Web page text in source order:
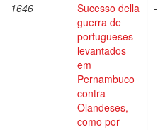
1646
Sucesso della
guerra de
portugueses
levantados
em
Pernambuco
contra
Olandeses,
como por
-